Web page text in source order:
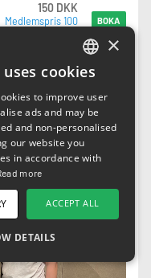
150 DKK
Medlemspris 100
BOKA
FlOW Kulturcafé
ENGLISH
SWEDISH
NORWEGIAN
DANISH
SPANISH
×
cookies
to improve user
ads and may be
and non-personalised
our website you
in accordance with
more
ACCEPT ALL
DETAILS